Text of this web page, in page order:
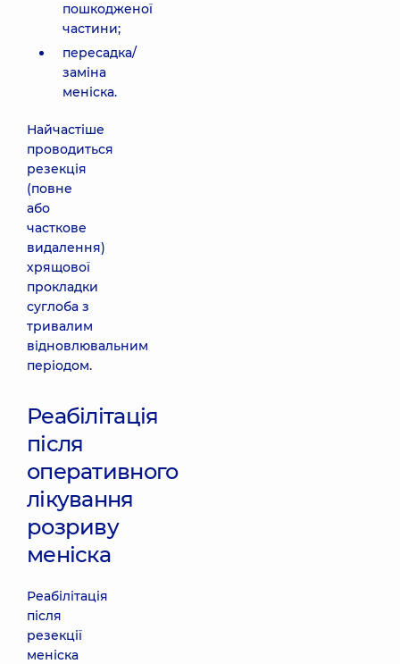
пошкодженої
частини;
пересадка/
заміна
меніска.
Найчастіше
проводиться
резекція
(повне
або
часткове
видалення)
хрящової
прокладки
суглоба з
тривалим
відновлювальним
періодом.
Реабілітація
після
оперативного
лікування
розриву
меніска
Реабілітація
після
резекції
меніска